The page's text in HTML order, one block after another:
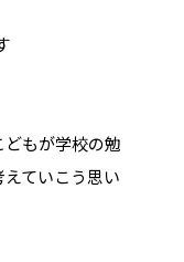
もが学校の勉
ていこう思い